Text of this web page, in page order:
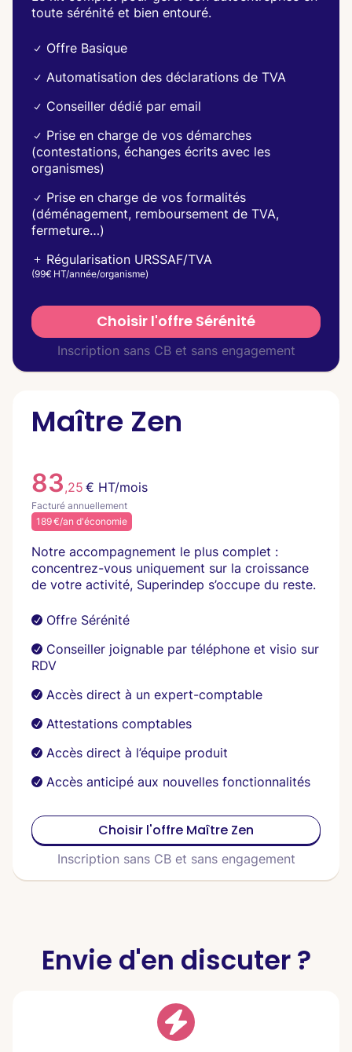
toute sérénité et bien entouré.
Offre Basique
Automatisation des déclarations de TVA
Conseiller dédié par email
Prise en charge de vos démarches
(contestations, échanges écrits avec les
organismes)
Prise en charge de vos formalités
(déménagement, remboursement de TVA,
fermeture…)
Régularisation URSSAF/TVA
(99€ HT/année/organisme)
Choisir l'offre Sérénité
Inscription sans CB et sans engagement
Maître Zen
83,25 € HT/mois
Facturé annuellement
189 €/an d'économie
Notre accompagnement le plus complet :
concentrez-vous uniquement sur la croissance
de votre activité, Superindep s’occupe du reste.
Offre Sérénité
Conseiller joignable par téléphone et visio sur
RDV
Accès direct à un expert-comptable
Attestations comptables
Accès direct à l’équipe produit
Accès anticipé aux nouvelles fonctionnalités
Choisir l'offre Maître Zen
Inscription sans CB et sans engagement
Envie d'en discuter ?